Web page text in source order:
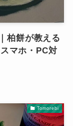
柏餅が教える
マホ・PC対
Tomorebi